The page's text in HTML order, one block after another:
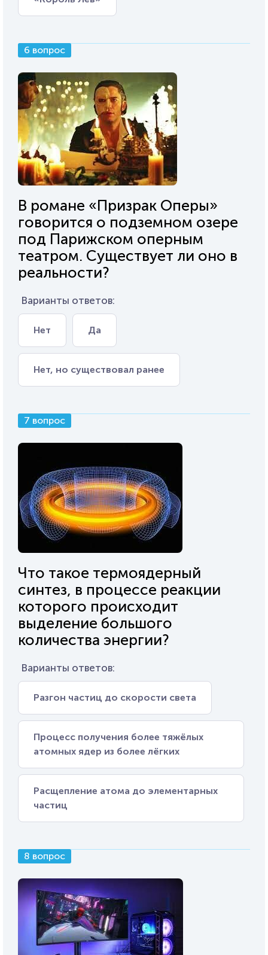
6 вопрос
В романе «Призрак Оперы»
говорится о подземном озере
под Парижском оперным
театром. Существует ли оно в
реальности?
Варианты ответов:
Нет Да
Нет, но существовал ранее
7 вопрос
Что такое термоядерный
синтез, в процессе реакции
которого происходит
выделение большого
количества энергии?
Варианты ответов:
Разгон частиц до скорости света
Процесс получения более тяжёлых
атомных ядер из более лёгких
Расщепление атома до элементарных
частиц
8 вопрос